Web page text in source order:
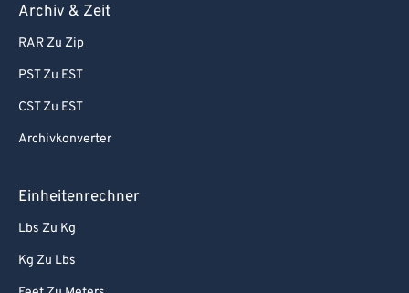
Archiv & Zeit
RAR Zu Zip
PST Zu EST
CST Zu EST
Archivkonverter
Einheitenrechner
Lbs Zu Kg
Kg Zu Lbs